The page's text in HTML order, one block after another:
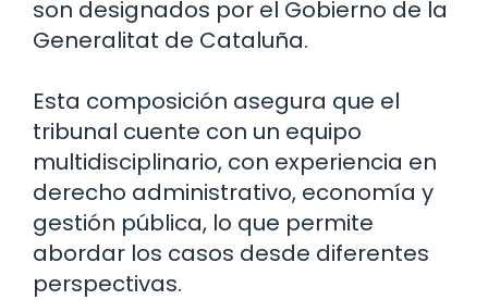
son designados por el Gobierno de la
Generalitat de Cataluña.
Esta composición asegura que el
tribunal cuente con un equipo
multidisciplinario, con experiencia en
derecho administrativo, economía y
gestión pública, lo que permite
abordar los casos desde diferentes
perspectivas.